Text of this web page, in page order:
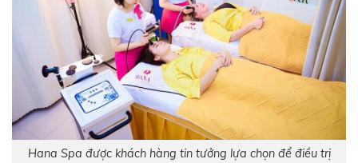
Hana Spa được khách hàng tin tưởng lựa chọn để điều trị